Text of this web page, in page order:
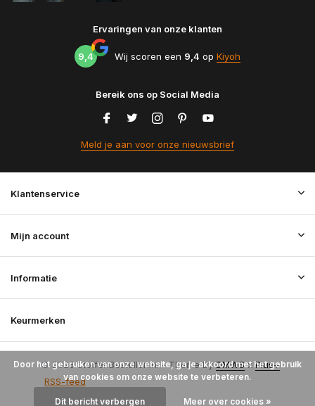
Ervaringen van onze klanten
9,4 Wij scoren een 9,4 op Kiyoh
Bereik ons op Social Media
Meld je aan voor onze nieuwsbrief
Klantenservice
Mijn account
Informatie
Keurmerken
© 2026 StoffenBestellen.nl - Theme ByDMWSxPlus+
RSS-feed
Door het gebruiken van onze website, ga je akkoord met het gebruik
van cookies om onze website te verbeteren.
Dit bericht verbergen Meer over cookies »